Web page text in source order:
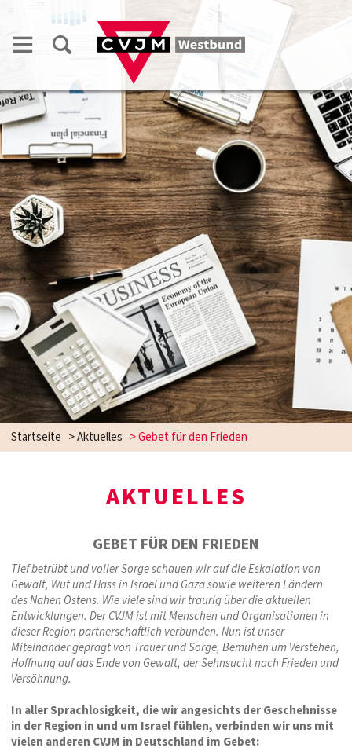
Startseite >Aktuelles >Gebet für den Frieden
AKTUELLES
GEBET FÜR DEN FRIEDEN
Tief betrübt und voller Sorge schauen wir auf die Eskalation von
Gewalt, Wut und Hass in Israel und Gaza sowie weiteren Ländern
des Nahen Ostens. Wie viele sind wir traurig über die aktuellen
Entwicklungen. Der CVJM ist mit Menschen und Organisationen in
dieser Region partnerschaftlich verbunden. Nun ist unser
Miteinander geprägt von Trauer und Sorge, Bemühen um Verstehen,
Hoffnung auf das Ende von Gewalt, der Sehnsucht nach Frieden und
Versöhnung.
In aller Sprachlosigkeit, die wir angesichts der Geschehnisse
in der Region in und um Israel fühlen, verbinden wir uns mit
vielen anderen CVJM in Deutschland im Gebet: